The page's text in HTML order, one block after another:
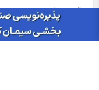
بالاتر صعود کرد
سود وتوشه ۱۴۰۵ کی واریز می‌شود و چقدر است؟